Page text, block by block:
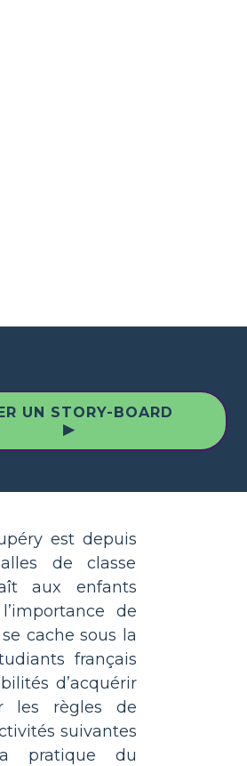
UN STORY-BOARD
▶
est depuis
de classe
aux enfants
de
cache sous la
français
d’acquérir
les règles de
suivantes
pratique du